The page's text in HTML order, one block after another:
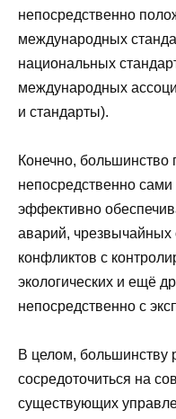
непосредственно
международных
национальных
международных
и стандарты).
Конечно, большинство
непосредственно
эффективно
аварий, чрезвычайных
конфликтов с
экологических и ещё
непосредственно с
В целом, большинству
сосредоточиться на
существующих